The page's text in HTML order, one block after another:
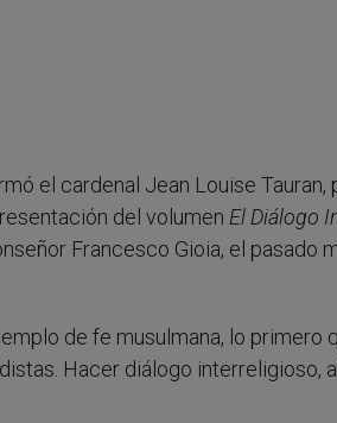
el cardenal Jean Louise Tauran,
del volumen El Diálogo
Francesco Gioia, el pasado
de fe musulmana, lo primero
Hacer diálogo interreligioso,